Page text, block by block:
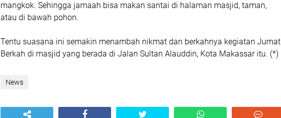
mangkok. Sehingga jamaah bisa makan santai di halaman masjid, taman,
atau di bawah pohon.
Tentu suasana ini semakin menambah nikmat dan berkahnya kegiatan Jumat
Berkah di masjid yang berada di Jalan Sultan Alauddin, Kota Makassar itu. (*)
News